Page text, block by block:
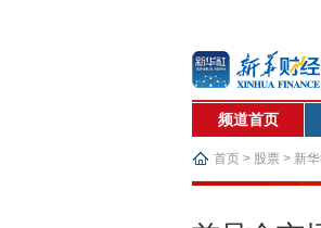
频道首页
首页 > 股票 > 新